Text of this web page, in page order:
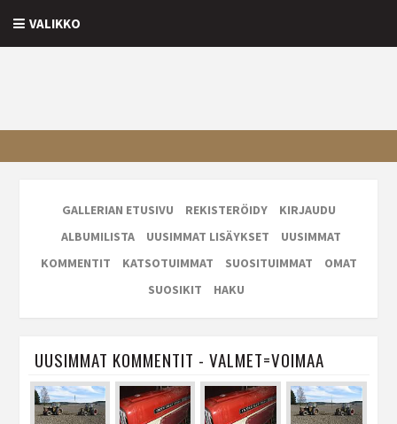
VALIKKO
GALLERIAN ETUSIVU REKISTERÖIDY
KIRJAUDU
ALBUMILISTA
UUSIMMAT LISÄYKSET
UUSIMMAT
KOMMENTIT
KATSOTUIMMAT SUOSITUIMMAT
OMAT
SUOSIKIT
HAKU
UUSIMMAT KOMMENTIT - VALMET=VOIMAA